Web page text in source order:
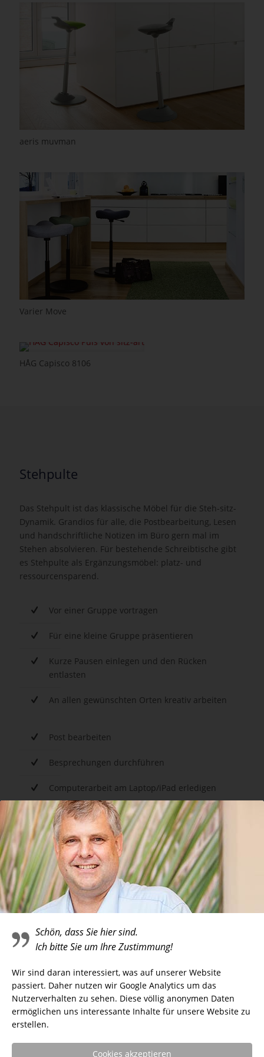
aeris muvman
Varier Move
HÅG Capisco 8106
Stehpulte
Das Stehpult ist das klassische Möbel für die Steh-sitz-
Dynamik. Grandios für alle, die Postbearbeitung, Lesen
und handschriftliche Notizen im Büro gern mal im
Stehen absolvieren. Für bestehende Schreibtische gibt
es Stehpulte als Ergänzungsmöbel: platz- und
ressourcensparend.
Vor einer Gruppe vortragen
Für eine kleine Gruppe präsentieren
Kurze Pausen einlegen und den Rücken
entlasten
An allen gewünschten Orten kreativ arbeiten
Post bearbeiten
Besprechungen durchführen
Computerarbeit am Laptop/iPad erledigen
Telefonieren
Schön, dass Sie hier sind.
Ich bitte Sie um Ihre Zustimmung!
Wir sind daran interessiert, was auf unserer Website
passiert. Daher nutzen wir Google Analytics um das
Nutzerverhalten zu sehen. Diese völlig anonymen Daten
ermöglichen uns interessante Inhalte für unsere Website zu
erstellen.
Cookies akzeptieren